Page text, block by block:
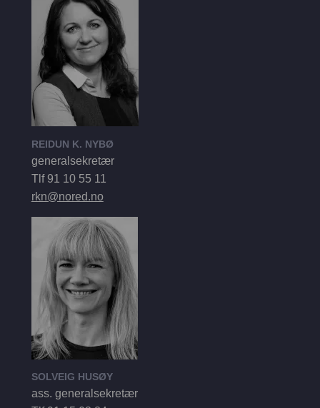
REIDUN K. NYBØ
generalsekretær
Tlf 91 10 55 11
rkn@nored.no
SOLVEIG HUSØY
ass. generalsekretær